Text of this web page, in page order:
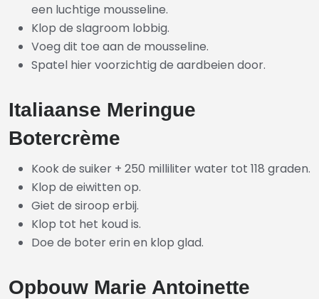
een luchtige mousseline.
Klop de slagroom lobbig.
Voeg dit toe aan de mousseline.
Spatel hier voorzichtig de aardbeien door.
Italiaanse Meringue
Botercrème
Kook de suiker + 250 milliliter water tot 118 graden.
Klop de eiwitten op.
Giet de siroop erbij.
Klop tot het koud is.
Doe de boter erin en klop glad.
Opbouw Marie Antoinette